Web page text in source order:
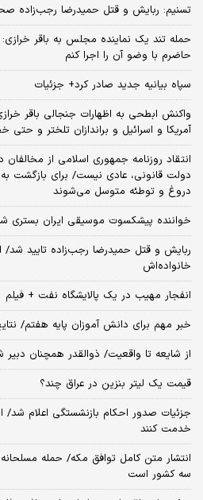
تسنیم: ربایش و قتل حمیدرضا رجب‌زاده
حمله تند یک نماینده مجلس به باقر
حاضرم با وضو آن را اجرا کنم
سپاه بیانیه جدید صادر کرد+ جزئیات
واکنش ابطحی به اظهارات جنجالی باقر
آمریکا و اسرائیل و براندازان تلختر و حتی
انتقاد روزنامه جمهوری اسلامی از
دولت قانونی، عادی نیست/ برای بازگشت
دروغ و توطئه متوسل می‌شوند
خواننده پیشکسوت موسیقی ایران بستری
ربایش و قتل حمیدرضا رجب‌زاده تایید شد/
خانواده‌اش
انفجار مهیب در یک پالایشگاه نفت + فیلم
خبر مهم برای دانش آموزان پایه هفتم/
از شایعه تا واقعیت/ ذوالقدر همچنان
قیمت یک لیتر بنزین در عراق چند؟
خدمت کنند
انتشار متن کامل توافق مکه/ حمله
سه کشور است